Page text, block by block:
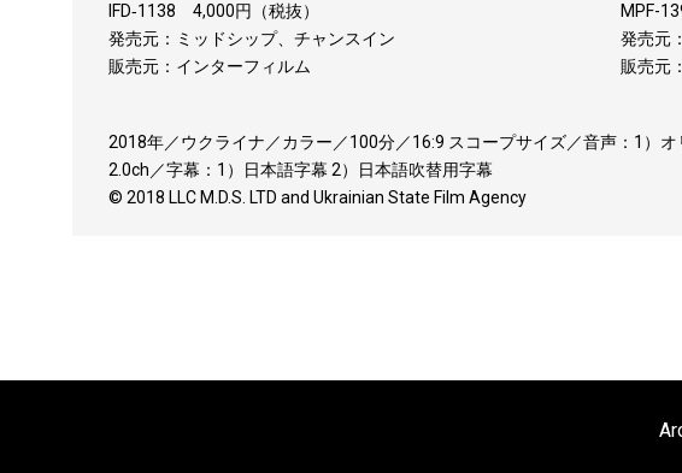
IFD‐1138 4,000円（税抜）
発売元：ミッドシップ、チャンスイン
販売元：インターフィルム
MPF-
発売元
販売元
2018年／ウクライナ／カラー／100分／16:9 スコープサイズ／音声：1）
2.0ch／字幕：1）日本語字幕 2）日本語吹替用字幕
© 2018 LLC M.D.S. LTD and Ukrainian State Film Agency